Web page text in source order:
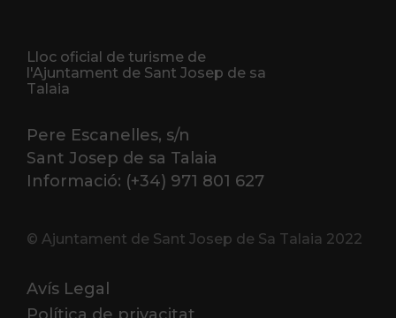
Lloc oficial de turisme de
l'Ajuntament de Sant Josep de sa
Talaia
Pere Escanelles, s/n
Sant Josep de sa Talaia
Informació: (+34) 971 801 627
© Ajuntament de Sant Josep de Sa Talaia 2022
Avís Legal